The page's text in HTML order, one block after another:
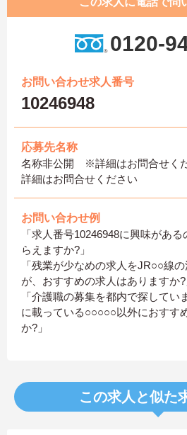
0120-
お問い合わせ求人番号
10246948
応募先名称
名称非公開 ※詳細はお問合せく
詳細はお問合せください
お問い合わせ例
「求人番号10246948に興味があ
らえますか?」
「残業が少なめの求人をJR○○線
が、おすすめの求人はありますか?
「介護職の募集を都内で探してい
に載っている○○○○○以外におすす
か?」
この求人と似た